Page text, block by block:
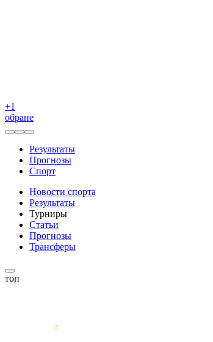
+1
обране
Результаты
Прогнозы
Спорт
Новости спорта
Результаты
Турниры
Статьи
Прогнозы
Трансферы
топ